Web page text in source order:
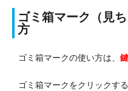
ゴミ箱マーク（見
方
ゴミ箱マークの使い方は、
ゴミ箱マークをクリックす